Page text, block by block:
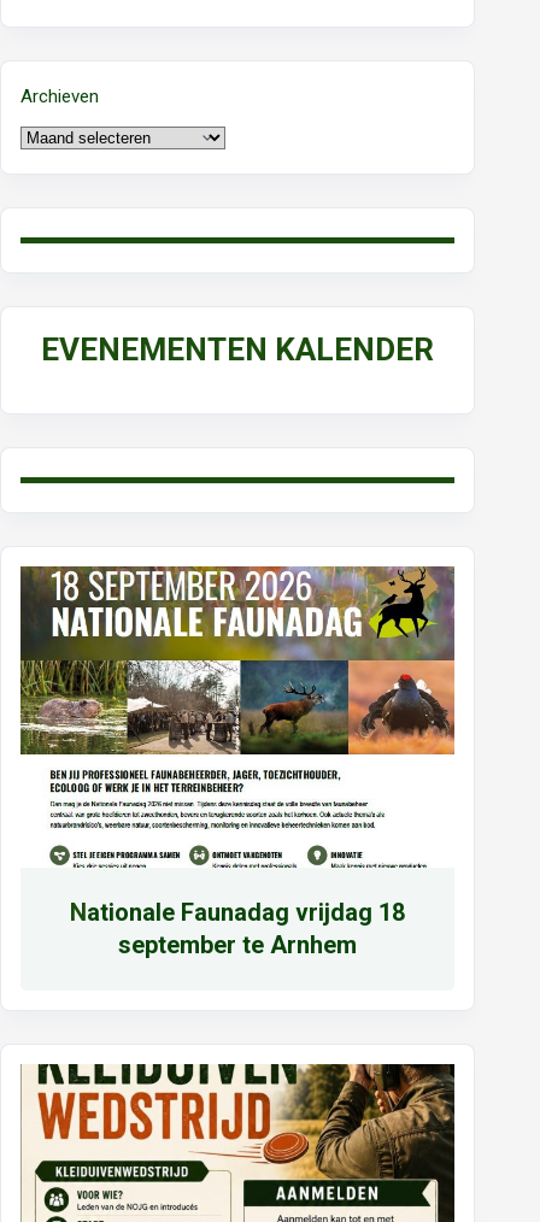
Archieven
EVENEMENTEN KALENDER
Nationale Faunadag vrijdag 18
september te Arnhem